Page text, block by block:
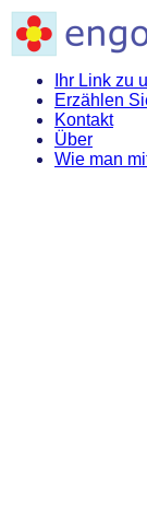
Ihr Link zu
Erzählen
Kontakt
Über
Wie man